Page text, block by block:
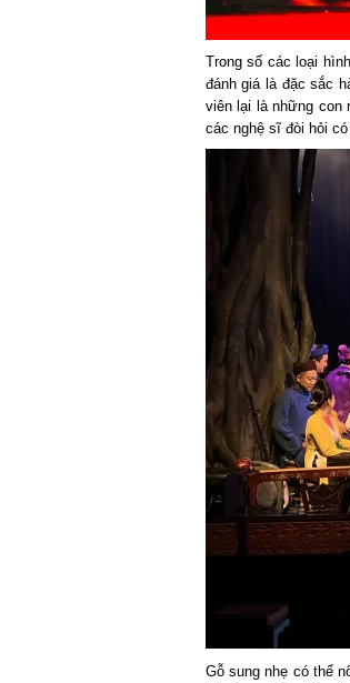
Trong số các loại
đánh giá là đặc sắc
viên lại là những con
các nghệ sĩ đòi hỏi
Gỗ sung nhẹ có thể